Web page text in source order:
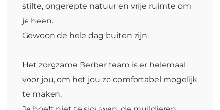
stilte, ongerepte natuur en vrije ruimte om
je heen.
Gewoon de hele dag buiten zijn.
Het zorgzame Berber team is er helemaal
voor jou, om het jou zo comfortabel mogelijk
te maken.